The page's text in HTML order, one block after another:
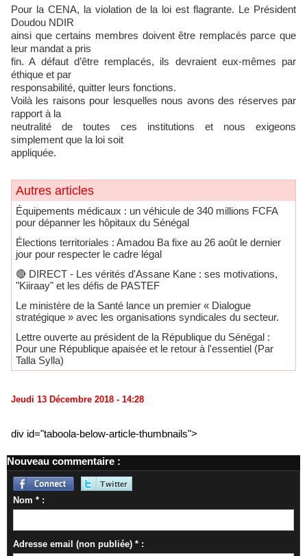
Pour la CENA, la violation de la loi est flagrante. Le Président
Doudou NDIR
ainsi que certains membres doivent être remplacés parce que
leur mandat a pris
fin. A défaut d’être remplacés, ils devraient eux-mêmes par
éthique et par
responsabilité, quitter leurs fonctions.
Voilà les raisons pour lesquelles nous avons des réserves par
rapport à la
neutralité de toutes ces institutions et nous exigeons
simplement que la loi soit
appliquée.
Autres articles
Équipements médicaux : un véhicule de 340 millions FCFA
pour dépanner les hôpitaux du Sénégal
Élections territoriales : Amadou Ba fixe au 26 août le dernier
jour pour respecter le cadre légal
🔴​ DIRECT - Les vérités d'Assane Kane : ses motivations,
"Kiiraay" et les défis de PASTEF
Le ministère de la Santé lance un premier « Dialogue
stratégique » avec les organisations syndicales du secteur.
Lettre ouverte au président de la République du Sénégal :
Pour une République apaisée et le retour à l'essentiel (Par
Talla Sylla)
Jeudi 13 Décembre 2018 - 14:28
div id="taboola-below-article-thumbnails">
Nouveau commentaire :
Nom * :
Adresse email (non publiée) * :